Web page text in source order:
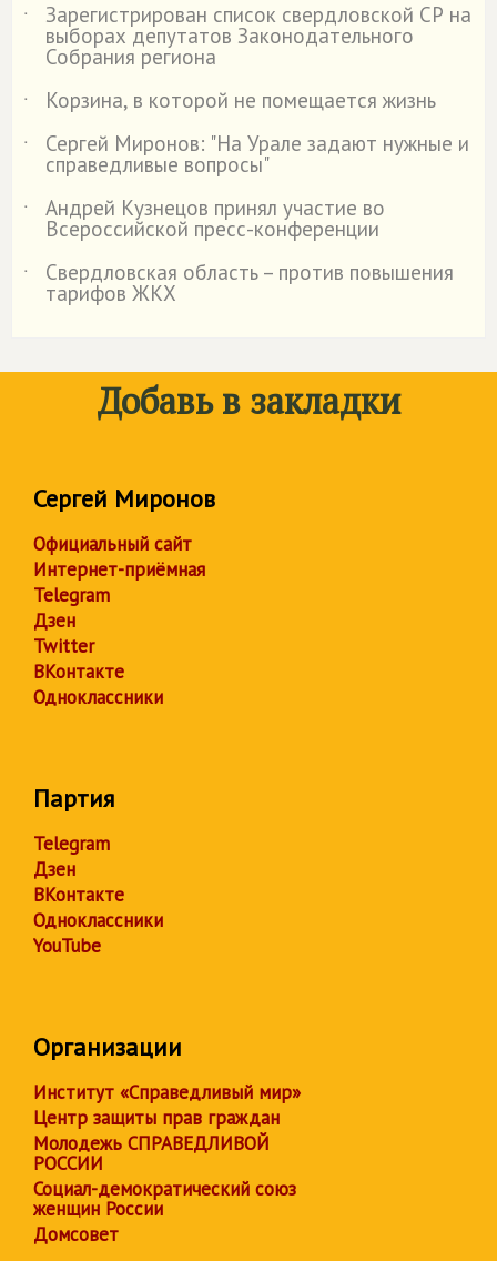
˙ Зарегистрирован список свердловской СР на
выборах депутатов Законодательного
Собрания региона
˙
Корзина, в которой не помещается жизнь
˙
Сергей Миронов: "На Урале задают нужные и
справедливые вопросы"
˙
Андрей Кузнецов принял участие во
Всероссийской пресс-конференции
˙
Свердловская область – против повышения
тарифов ЖКХ
Добавь в закладки
Сергей Миронов
Официальный сайт
Интернет-приёмная
Telegram
Дзен
Twitter
ВКонтакте
Одноклассники
Партия
Telegram
Дзен
ВКонтакте
Одноклассники
YouTube
Организации
Институт «Справедливый мир»
Центр защиты прав граждан
Молодежь СПРАВЕДЛИВОЙ
РОССИИ
Социал-демократический союз
женщин России
Домсовет